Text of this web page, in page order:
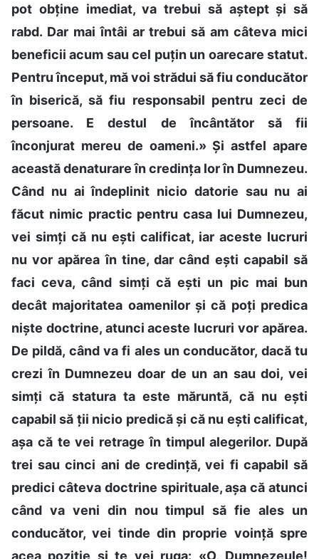
pot obține imediat, va trebui să aștept și să
rabd. Dar mai întâi ar trebui să am câteva mici
beneficii acum sau cel puțin un oarecare statut.
Pentru început, mă voi strădui să fiu conducător
în biserică, să fiu responsabil pentru zeci de
persoane. E destul de încântător să fii
înconjurat mereu de oameni.» Și astfel apare
această denaturare în credința lor în Dumnezeu.
Când nu ai îndeplinit nicio datorie sau nu ai
făcut nimic practic pentru casa lui Dumnezeu,
vei simți că nu ești calificat, iar aceste lucruri
nu vor apărea în tine, dar când ești capabil să
faci ceva, când simți că ești un pic mai bun
decât majoritatea oamenilor și că poți predica
niște doctrine, atunci aceste lucruri vor apărea.
De pildă, când va fi ales un conducător, dacă tu
crezi în Dumnezeu doar de un an sau doi, vei
simți că statura ta este măruntă, că nu ești
capabil să ții nicio predică și că nu ești calificat,
așa că te vei retrage în timpul alegerilor. După
trei sau cinci ani de credință, vei fi capabil să
predici câteva doctrine spirituale, așa că atunci
când va veni din nou timpul să fie ales un
conducător, vei tinde din proprie voință spre
acea poziție și te vei ruga: «O, Dumnezeule!